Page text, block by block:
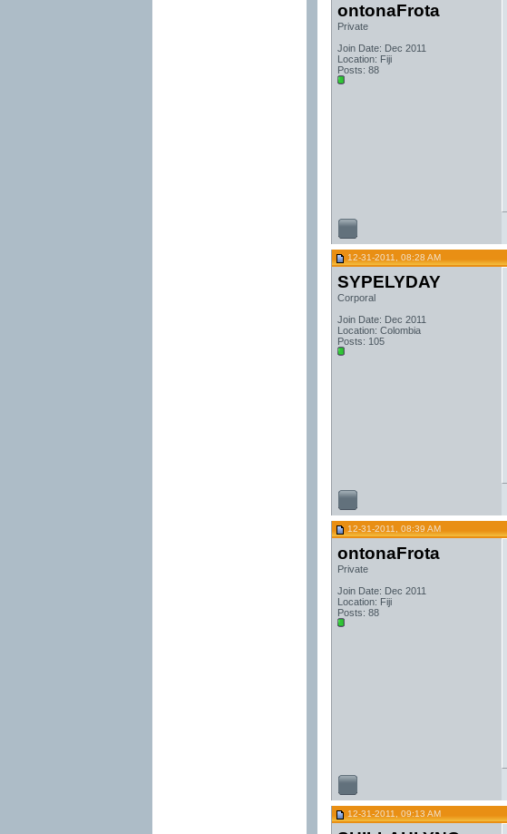
ontonaFrota
Private
Join Date: Dec 2011
Location: Fiji
Posts: 88
12-31-2011, 08:28 AM
SYPELYDAY
Corporal
Join Date: Dec 2011
Location: Colombia
Posts: 105
12-31-2011, 08:39 AM
ontonaFrota
Private
Join Date: Dec 2011
Location: Fiji
Posts: 88
12-31-2011, 09:13 AM